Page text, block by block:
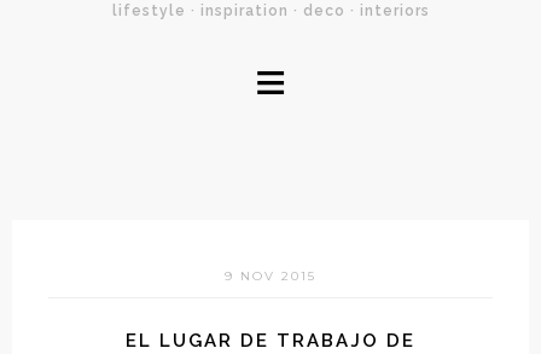
lifestyle · inspiration · deco · interiors
≡
9 NOV 2015
EL LUGAR DE TRABAJO DE